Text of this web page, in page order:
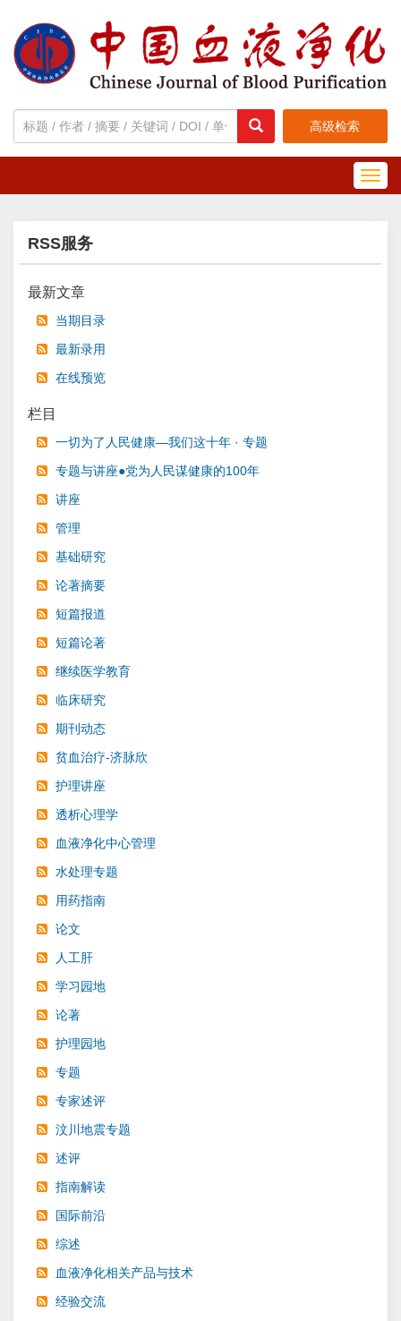
高级检索
RSS服务
最新文章
当期目录
最新录用
在线预览
栏目
一切为了人民健康—我们这十年 · 专题
专题与讲座●党为人民谋健康的100年
讲座
管理
基础研究
论著摘要
短篇报道
短篇论著
继续医学教育
临床研究
期刊动态
贫血治疗-济脉欣
护理讲座
透析心理学
血液净化中心管理
水处理专题
用药指南
论文
人工肝
学习园地
论著
护理园地
专题
专家述评
汶川地震专题
述评
指南解读
国际前沿
综述
血液净化相关产品与技术
经验交流